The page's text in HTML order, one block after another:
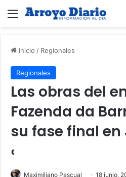
Menú
Inicio / Regionales
Regionales
Las obras del
Fazenda da
su fase final
‹
Maximiliano Pascual 18 junio,